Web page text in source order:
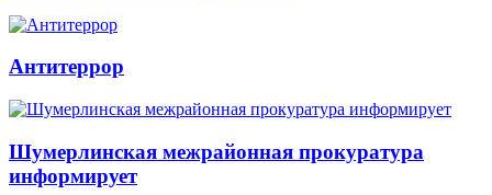
Антитеррор
Шумерлинская межрайонная прокуратура
информирует